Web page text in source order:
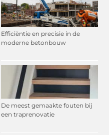
Efficiëntie en precisie in de
moderne betonbouw
De meest gemaakte fouten bij
een traprenovatie